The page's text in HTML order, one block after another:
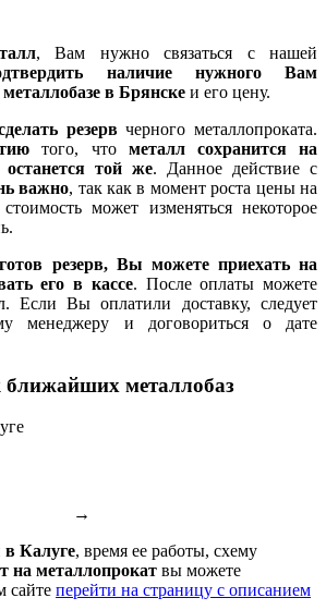
, Вам нужно связаться с нашей
наличие нужного Вам
в Брянске и его цену.
резервчерного металлопроката.
того, что металл сохранится на
той же. Данное действие с
важно, так как в момент роста цены на
может изменяться некоторое
резерв, Вы можете приехать на
его в кассе. После оплаты можете
Если Вы оплатили доставку, следует
менеджеру и договориться о дате
ближайших металлобаз
→
в Калуге, время ее работы, схему
на металлопрокат вы можете
сайте перейти на страницу с описанием